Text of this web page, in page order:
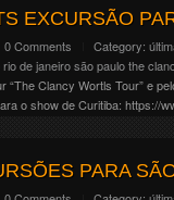
EXCURSÃO
0 Comments Category:
rio de janeirosão paulothe
“The Clancy Wortls Tour” e
o show de Curitiba: https://
PARA